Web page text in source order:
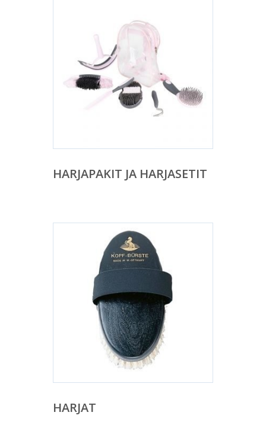
HARJAPAKIT JA HARJASETIT
HARJAT